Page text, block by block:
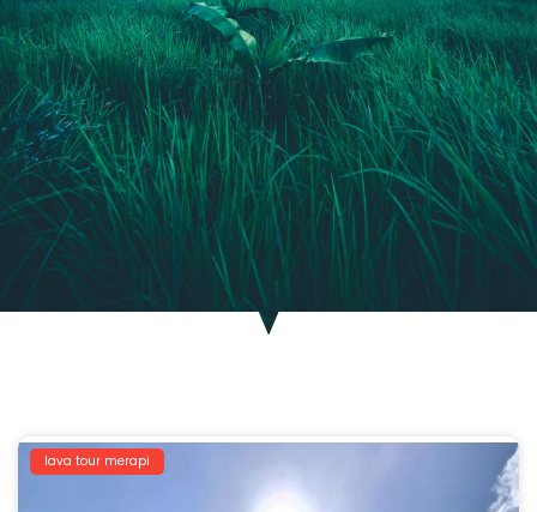
lava tour merapi